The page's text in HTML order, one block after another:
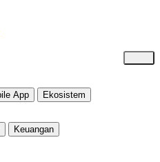
App
Ekosistem
Keuangan